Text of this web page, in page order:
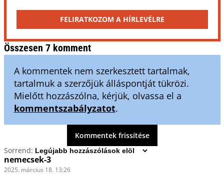
FELIRATKOZOM A HÍRLEVÉLRE
Összesen 7 komment
A kommentek nem szerkesztett tartalmak,
tartalmuk a szerzőjük álláspontját tükrözi.
Mielőtt hozzászólna, kérjük, olvassa el a
kommentszabályzatot.
Kommentek frissítése
Sorrend:
nemecsek-3
2025. március 18. 13:26